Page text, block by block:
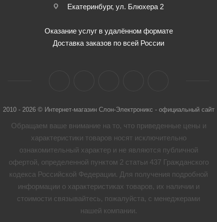
Екатеринбург, ул. Блюхера 2
Оказание услуг в удалённом формате
Доставка заказов по всей России
2010 - 2026 © Интернет-магазин Слон-Электроникс - официальный сайт
Обращаем ваше внимание на то, что приведенные цены и
характеристики товaров носят исключительно
ознакомительный характер и не являются публичной
офертой, определенной пунктом 2 статьи 437 Гражданского
кодекса Российской Федерации. Для получения подробной
информации о характеристиках товaров, их наличии и
стоимости связывайтесь, пожалуйста, с менеджерами
нашей компании.